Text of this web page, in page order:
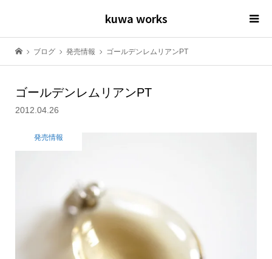
kuwa works
ブログ 発売情報 ゴールデンレムリアンPT
ゴールデンレムリアンPT
2012.04.26
発売情報